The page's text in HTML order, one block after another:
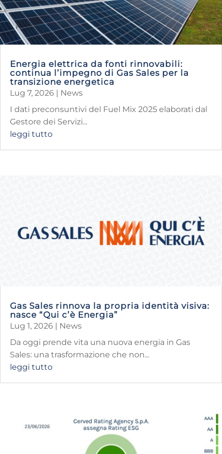
Energia elettrica da fonti rinnovabili:
continua l’impegno di Gas Sales per la
transizione energetica
Lug 7, 2026 | News
I dati preconsuntivi del Fuel Mix 2025 elaborati dal
Gestore dei Servizi...
leggi tutto
Gas Sales rinnova la propria identità visiva:
nasce “Qui c’è Energia”
Lug 1, 2026
News
Da oggi prende vita una nuova energia in Gas
Sales: una trasformazione che non...
leggi tutto